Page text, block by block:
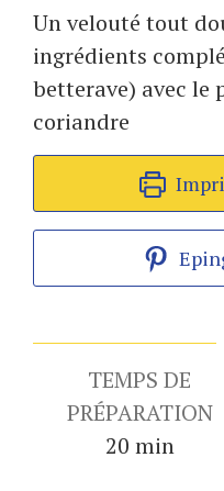
Un velouté tout
ingrédients
betterave) avec le
coriandre
TEMPS DE
PRÉPARATION
20minutes
min